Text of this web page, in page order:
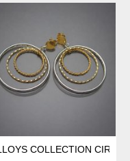
NA SZTYFTACH
COLLECTION